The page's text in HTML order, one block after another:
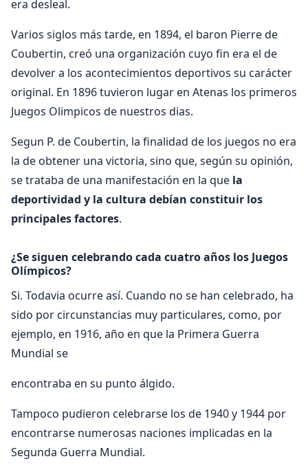
era desleal.
Varios siglos más tarde, en 1894, el baron Pierre de
Coubertin, creó una organización cuyo fin era el de
devolver a los acontecimientos deportivos su carácter
original. En 1896 tuvieron lugar en Atenas los primeros
Juegos Olimpicos de nuestros dias.
Segun P. de Coubertin, la finalidad de los juegos no era
la de obtener una victoria, sino que, según su opinión,
se trataba de una manifestación en la que la
deportividad y la cultura debían constituir los
principales factores.
¿Se siguen celebrando cada cuatro años los Juegos
Olímpicos?
Si. Todavia ocurre así. Cuando no se han celebrado, ha
sido por circunstancias muy particulares, como, por
ejemplo, en 1916, año en que la Primera Guerra
Mundial se
encontraba en su punto álgido.
Tampoco pudieron celebrarse los de 1940 y 1944 por
encontrarse numerosas naciones implicadas en la
Segunda Guerra Mundial.